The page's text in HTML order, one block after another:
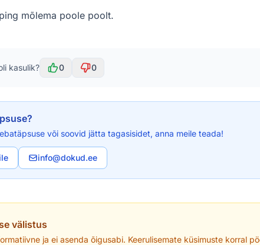
mõlema poole poolt.
kasulik? 0 0
või soovid jätta tagasisidet, anna meile teada!
info@dokud.ee
välistus
ja ei asenda õigusabi. Keerulisemate küsimuste korral